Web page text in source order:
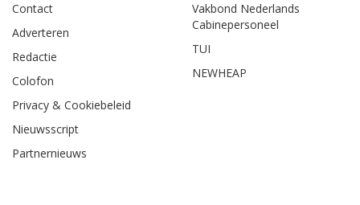
Contact
Adverteren
Redactie
Colofon
Privacy & Cookiebeleid
Nieuwsscript
Partnernieuws
Vakbond Nederlands
Cabinepersoneel
TUI
NEWHEAP